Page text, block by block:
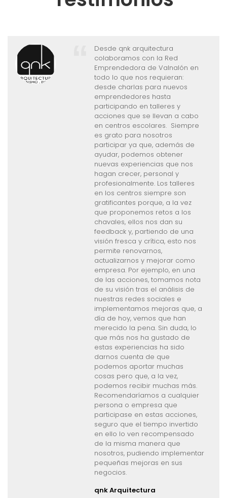
En Anchoas Hazas hemos
participado en los Retos que
Valnalón lanza a los institutos,
trabajamos con alumnos de
bachillerato, les contamos
nuestra experiencia
emprendedora y los logros que
hemos conseguido en nuestra
corta andadura y ¡les lanzamos
un reto! . Necesitábamos ideas
para el lanzamiento de una
nueva línea de producto y su
imagen corporativa. La
experiencia fue muy productiva,
divertida y sobre todo muy
fresca, Nos encantó cómo se
organizaron, cómo trabajaron
en equipo, su creatividad y
sobre todo cómo lo plasmaron
todo en un proyecto real.
¡Estamos deseando proponer
más retos!
Anchoas Hazas
En Suministros geriátricos Sanan,
hemos podido participar en las
charlas a futuros
emprendedores, aportando
nuestra experiencia en el
emprendimiento de una nueva
empresa. Esperamos que
nuestra charla exponiendo
nuestros conocimientos y
respondiendo a sus dudas, les
haya sido de utilidad. Nos
sorprendió la organización del
evento en el que participamos,
destacando su organización y la
cantidad de persona que
acudieron al mismo, felicitando
a los organizadores y
esperando contar con su
confianza para próximas citas.
Sanan